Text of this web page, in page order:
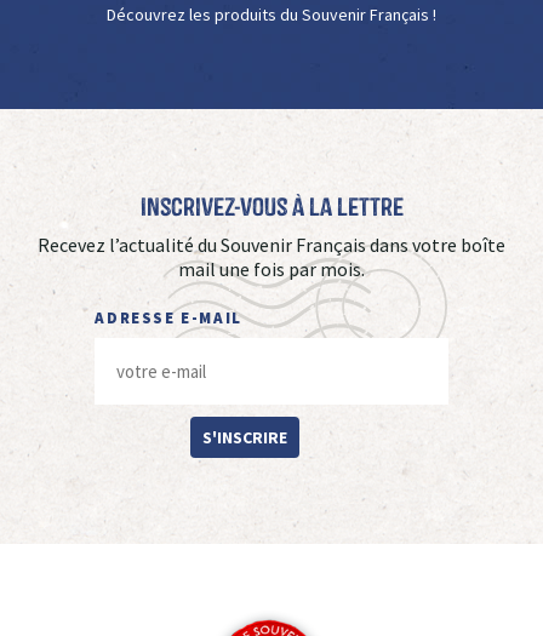
Découvrez les produits du Souvenir Français !
Inscrivez-vous à La Lettre
Recevez l’actualité du Souvenir Français dans votre boîte
mail une fois par mois.
ADRESSE E-MAIL
S'INSCRIRE